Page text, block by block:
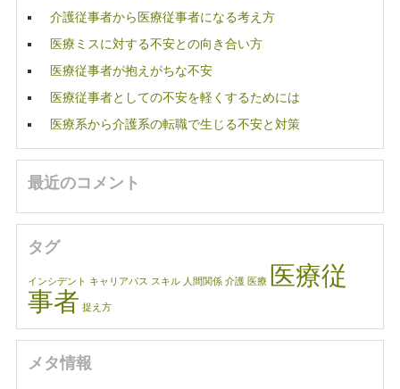
介護従事者から医療従事者になる考え方
医療ミスに対する不安との向き合い方
医療従事者が抱えがちな不安
医療従事者としての不安を軽くするためには
医療系から介護系の転職で生じる不安と対策
最近のコメント
タグ
インシデント キャリアパス スキル 人間関係 介護 医療 医療従
事者 捉え方
メタ情報